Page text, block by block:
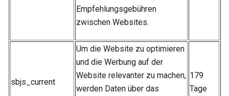
Empfehlungsgebühren
zwischen Websites.
sbjs_current
Um die Website zu optimieren
und die Werbung auf der
Website relevanter zu machen,
werden Daten über das
179
Tage